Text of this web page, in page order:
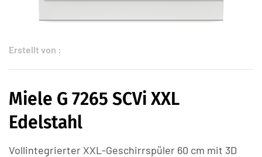
Erstellt von :
Miele G 7265 SCVi XXL
Edelstahl
Vollintegrierter XXL-Geschirrspüler 60 cm mit 3D